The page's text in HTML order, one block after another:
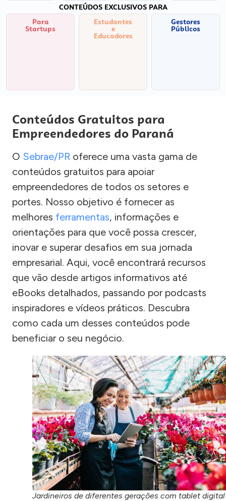
CONTEÚDOS EXCLUSIVOS PARA
Para
Startups
Estudantes
e
Educadores
Gestores
Públicos
Conteúdos Gratuitos para
Empreendedores do Paraná
O Sebrae/PR oferece uma vasta gama de
conteúdos gratuitos para apoiar
empreendedores de todos os setores e
portes. Nosso objetivo é fornecer as
melhores ferramentas, informações e
orientações para que você possa crescer,
inovar e superar desafios em sua jornada
empresarial. Aqui, você encontrará recursos
que vão desde artigos informativos até
eBooks detalhados, passando por podcasts
inspiradores e vídeos práticos. Descubra
como cada um desses conteúdos pode
beneficiar o seu negócio.
Jardineiros de diferentes gerações com tablet digital